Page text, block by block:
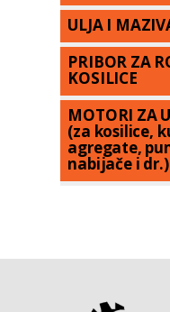
ULJA I
PRIBOR ZA
KOSILICE
MOTORI ZA
(za kosilice,
agregate,
nabijače i dr.)